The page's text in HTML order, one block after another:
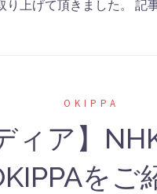
り上げて頂きました。
OKIPPA
ィア】
をご